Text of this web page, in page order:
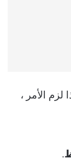
لزم الأمر ،
.